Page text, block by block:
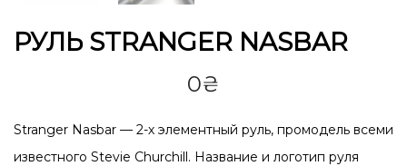
РУЛЬ STRANGER NASBAR
0₴
Stranger Nasbar — 2-х элементный руль, промодель всеми
известного Stevie Churchill. Название и логотип руля